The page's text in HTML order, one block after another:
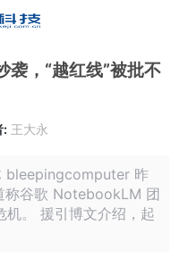
袭，“越红线”被批不
: 王大永
bleepingcomputer 昨
称谷歌 NotebookLM 团
机。 援引博文介绍，起